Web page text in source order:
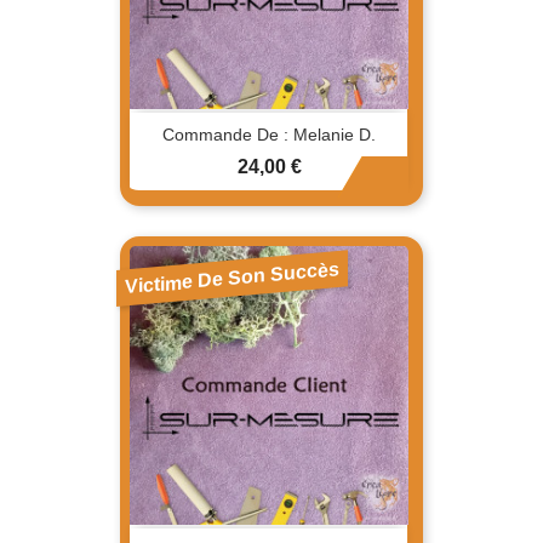
Commande De : Melanie D.
Prix
24,00 €
Victime De Son Succès